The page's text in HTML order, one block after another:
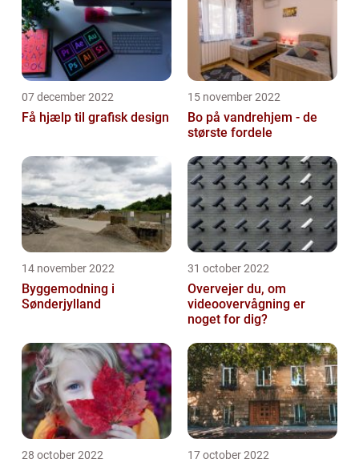
07 december 2022
Få hjælp til grafisk design
15 november 2022
Bo på vandrehjem - de
største fordele
14 november 2022
Byggemodning i
Sønderjylland
31 october 2022
Overvejer du, om
videoovervågning er
noget for dig?
28 october 2022 17 october 2022